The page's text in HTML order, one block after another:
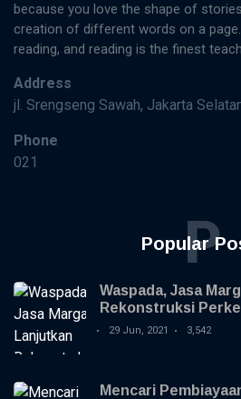
because you love the shape of
creation of different words on a
reading, and reading is the finest
Address
jl. Srengseng Sawah, Jakarta
Phone
021
Popular
P
Waspada, Jasa
Rekonstruksi
Jagorawi
29 Jun, 2021 3,542
Mencari